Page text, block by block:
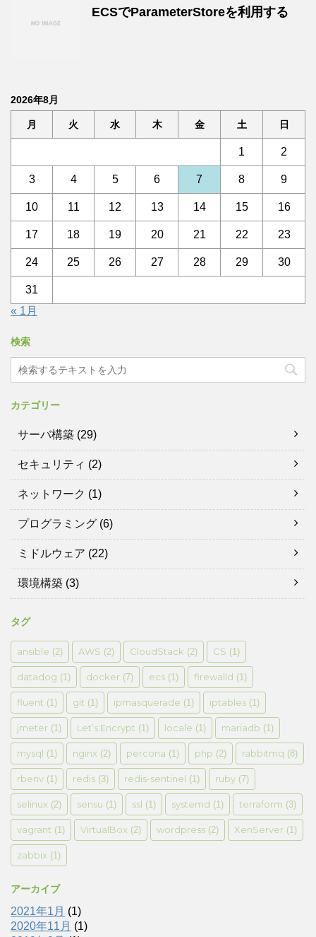
ECSでParameterStoreを利用する
2026年8月
月 火 水 木 金 土 日
1 2
3 4 5 6 7 8 9
10 11 12 13 14 15 16
17 18 19 20 21 22 23
24 25 26 27 28 29 30
31
« 1月
検索
カテゴリー
サーバ構築 (29)
セキュリティ (2)
ネットワーク (1)
プログラミング (6)
ミドルウェア (22)
環境構築 (3)
タグ
ansible (2) AWS (2) CloudStack (2) CS (1)
datadog (1) docker (7) ecs (1) firewalld (1)
fluent (1) git (1) ipmasquerade (1) iptables (1)
jmeter (1) Let’s Encrypt (1) locale (1) mariadb (1)
mysql (1) nginx (2) percona (1) php (2) rabbitmq (8)
rbenv (1) redis (3) redis-sentinel (1) ruby (7)
selinux (2) sensu (1) ssl (1) systemd (1) terraform (3)
vagrant (1) VirtualBox (2) wordpress (2) XenServer (1)
zabbix (1)
アーカイブ
2021年1月 (1)
2020年11月 (1)